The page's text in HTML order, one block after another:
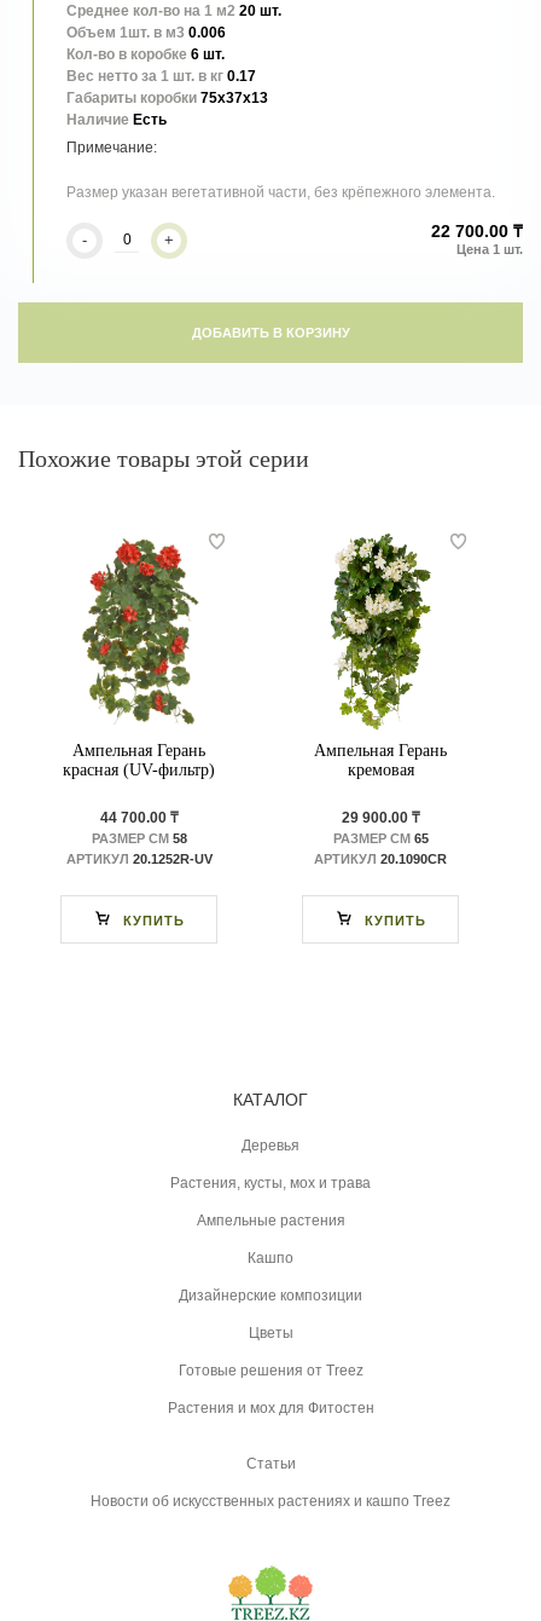
Среднее кол-во на 1 м2 20 шт.
Объем 1шт. в м3 0.006
Кол-во в коробке 6 шт.
Вес нетто за 1 шт. в кг 0.17
Габариты коробки 75x37x13
Наличие Есть
Размер указан вегетативной части, без крёпежного элемента.
- + 22 700.00 ₸
ДОБАВИТЬ В КОРЗИНУ
Похожие товары этой серии
Ампельная Герань
красная (UV-фильтр)
44 700.00 ₸
РАЗМЕР СМ58
АРТИКУЛ 20.1252R-UV
КУПИТЬ
Ампельная Герань
кремовая
29 900.00 ₸
РАЗМЕР СМ65
АРТИКУЛ 20.1090CR
КУПИТЬ
КАТАЛОГ
Деревья
Растения, кусты, мох и трава
Ампельные растения
Кашпо
Дизайнерские композиции
Цветы
Готовые решения от Treez
Растения и мох для Фитостен
Статьи
Новости об искусственных растениях и кашпо Treez